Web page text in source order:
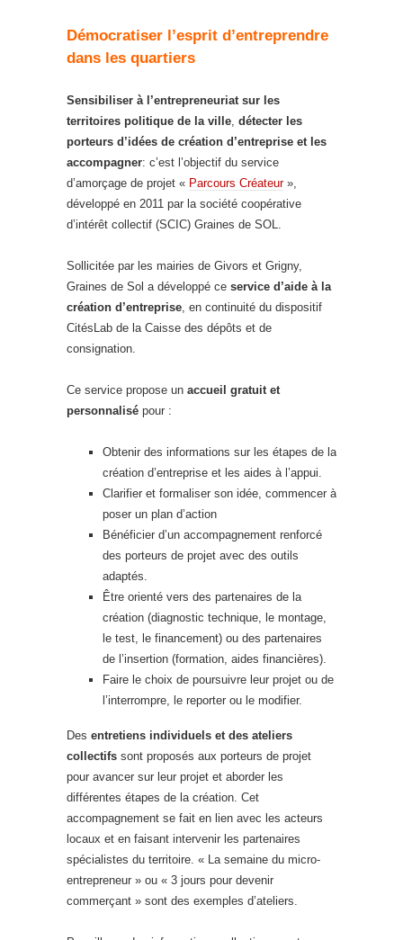
Démocratiser l’esprit d’entreprendre
dans les quartiers
Sensibiliser à l’entrepreneuriat sur les
territoires politique de la ville, détecter les
porteurs d’idées de création d’entreprise et les
accompagner: c’est l’objectif du service
d’amorçage de projet « Parcours Créateur»,
développé en 2011 par la société coopérative
d’intérêt collectif (SCIC) Graines de SOL.
Sollicitée par les mairies de Givors et Grigny,
Graines de Sol a développé ce service d’aide à la
création d’entreprise, en continuité du dispositif
CitésLab de la Caisse des dépôts et de
consignation.
Ce service propose un accueil gratuit et
personnalisé pour :
Obtenir des informations sur les étapes de la
création d’entreprise et les aides à l’appui.
Clarifier et formaliser son idée, commencer à
poser un plan d’action
Bénéficier d’un accompagnement renforcé
des porteurs de projet avec des outils
adaptés.
Être orienté vers des partenaires de la
création (diagnostic technique, le montage,
le test, le financement) ou des partenaires
de l’insertion (formation, aides financières).
Faire le choix de poursuivre leur projet ou de
l’interrompre, le reporter ou le modifier.
Des entretiens individuels et des ateliers
collectifs sont proposés aux porteurs de projet
pour avancer sur leur projet et aborder les
différentes étapes de la création. Cet
accompagnement se fait en lien avec les acteurs
locaux et en faisant intervenir les partenaires
spécialistes du territoire. « La semaine du micro-
entrepreneur » ou « 3 jours pour devenir
commerçant » sont des exemples d’ateliers.